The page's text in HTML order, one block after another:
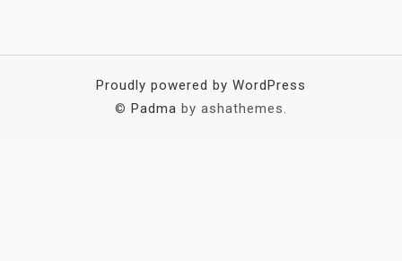
Proudly powered by WordPress
© Padma by ashathemes.